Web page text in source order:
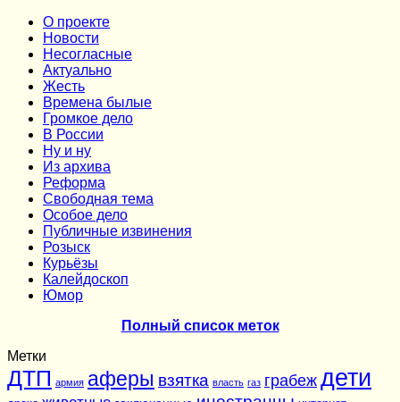
О проекте
Новости
Несогласные
Актуально
Жесть
Времена былые
Громкое дело
В России
Ну и ну
Из архива
Реформа
Cвободная тема
Особое дело
Публичные извинения
Розыск
Курьёзы
Калейдоскоп
Юмор
Полный список меток
Метки
ДТП армия аферы взятка власть газ грабеж дети